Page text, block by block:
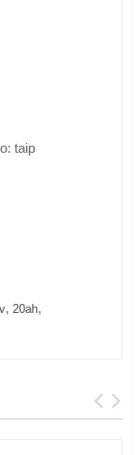
taip
, 20ah,